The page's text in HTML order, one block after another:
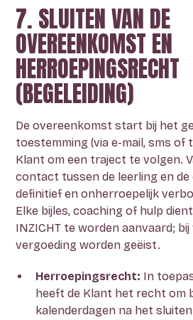
7. SLUITEN VAN DE
OVEREENKOMST EN
HERROEPINGSRECHT
(BEGELEIDING)
De overeenkomst start bij het
toestemming (via e-mail, sms of
Klant om een traject te volgen.
contact tussen de leerling en de
definitief en onherroepelijk
Elke bijles, coaching of hulp
INZICHT te worden aanvaard;
vergoeding worden geëist.
Herroepingsrecht: In
heeft de Klant het recht om
kalenderdagen na het